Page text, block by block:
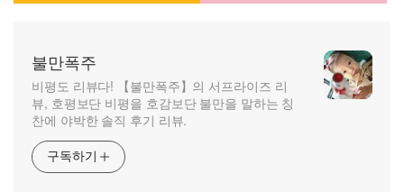
불만폭주
비평도 리뷰다! 【불만폭주】의 서프라이즈 리
뷰, 호평보단 비평을 호감보단 불만을 말하는 칭
찬에 야박한 솔직 후기 리뷰.
구독하기